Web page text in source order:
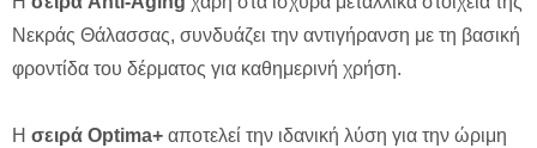
Νεκράς Θάλασσας, συνδυάζει την αντιγήρανση με τη βασική
φροντίδα του δέρματος για καθημερινή χρήση.
Η σειρά Optima+ αποτελεί την ιδανική λύση για την ώριμη